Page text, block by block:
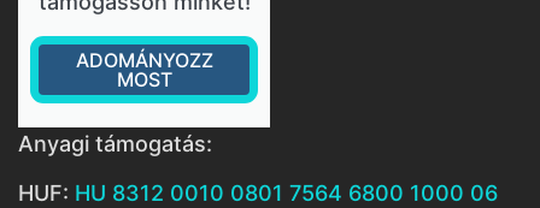
ADOMÁNYOZZ
MOST
Anyagi támogatás:
HUF: HU 8312 0010 0801 7564 6800 1000 06